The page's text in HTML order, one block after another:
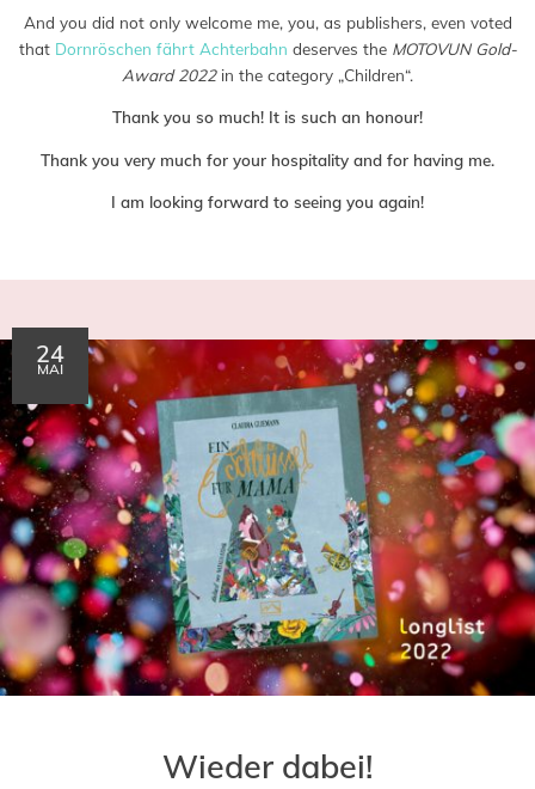
And you did not only welcome me, you, as publishers, even voted
that Dornröschen fährt Achterbahn deserves the MOTOVUN Gold-
Award 2022in the category „Children“.
Thank you so much! It is such an honour!
Thank you very much for your hospitality and for having me.
I am looking forward to seeing you again!
24
MAI
Wieder dabei!